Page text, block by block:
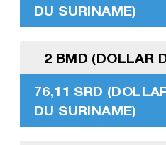
DU SURINAME)
2 BMD (DOLLAR
76,11 SRD
DU SURINAME)